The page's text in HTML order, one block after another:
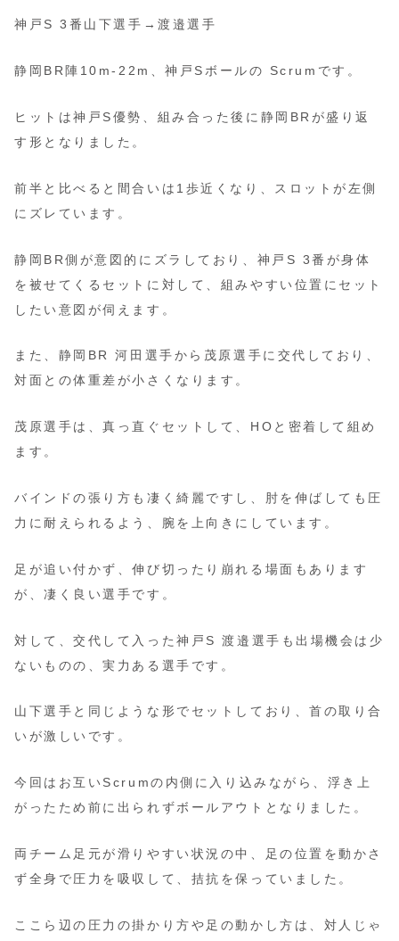
神戸S 3番山下選手→渡邉選手
静岡BR陣10m-22m、神戸Sボールの Scrumです。
ヒットは神戸S優勢、組み合った後に静岡BRが盛り返
す形となりました。
前半と比べると間合いは1歩近くなり、スロットが左側
にズレています。
静岡BR側が意図的にズラしており、神戸S 3番が身体
を被せてくるセットに対して、組みやすい位置にセット
したい意図が伺えます。
また、静岡BR 河田選手から茂原選手に交代しており、
対面との体重差が小さくなります。
茂原選手は、真っ直ぐセットして、HOと密着して組め
ます。
バインドの張り方も凄く綺麗ですし、肘を伸ばしても圧
力に耐えられるよう、腕を上向きにしています。
足が追い付かず、伸び切ったり崩れる場面もあります
が、凄く良い選手です。
対して、交代して入った神戸S 渡邉選手も出場機会は少
ないものの、実力ある選手です。
山下選手と同じような形でセットしており、首の取り合
いが激しいです。
今回はお互いScrumの内側に入り込みながら、浮き上
がったため前に出られずボールアウトとなりました。
両チーム足元が滑りやすい状況の中、足の位置を動かさ
ず全身で圧力を吸収して、拮抗を保っていました。
ここら辺の圧力の掛かり方や足の動かし方は、対人じゃ